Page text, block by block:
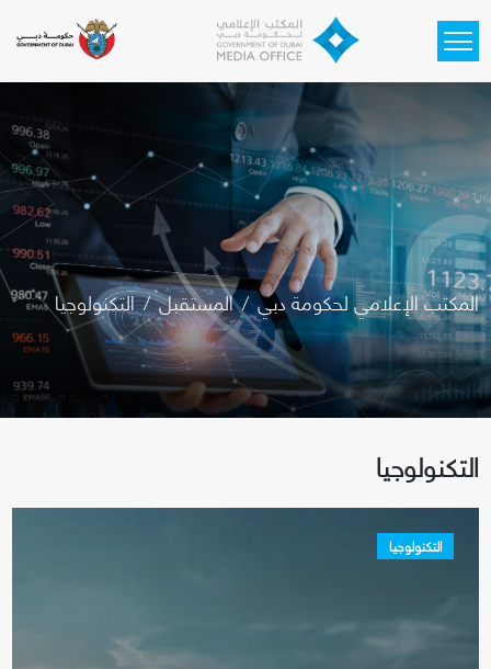
المكتب الإعلامي لحكومة دبي المستقبل التكنولوجيا
التكنولوجيا
التكنولوجيا